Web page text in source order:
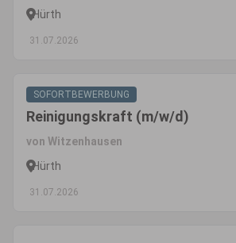
Hürth
31.07.2026
SOFORTBEWERBUNG
Reinigungskraft (m/w/d)
von Witzenhausen
Hürth
31.07.2026